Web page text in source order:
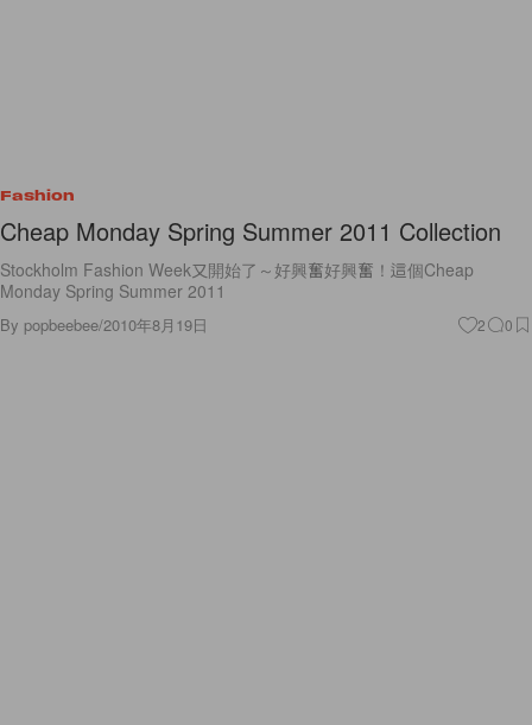
Fashion
Cheap Monday Spring Summer 2011 Collection
Stockholm Fashion Week又開始了～好興奮好興奮！這個Cheap
Monday Spring Summer 2011
By popbeebee/2010年8月19日 2 0